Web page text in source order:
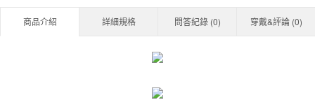
商品介紹 詳細規格 問答紀錄 (0) 穿戴&評論 (0)